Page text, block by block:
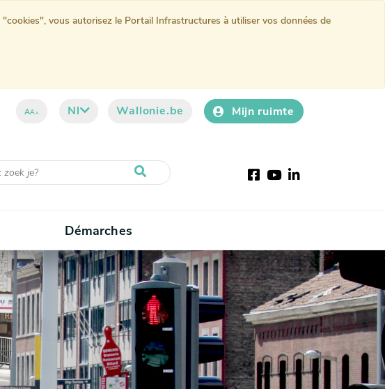
AAA Nl Wallonie.be Mijn ruimte
Facebook
YouTube
LinkedIn
Démarches
vous autorisez le Portail Infrastructures à utiliser vos données de